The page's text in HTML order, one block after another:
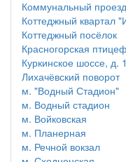
Коммунальный
Коттеджный квартал
Коттеджный посёлок
Красногорская
Куркинское шоссе, д.
Лихачёвский поворот
м. "Водный Стадион"
м. Водный стадион
м. Войковская
м. Планерная
м. Речной вокзал